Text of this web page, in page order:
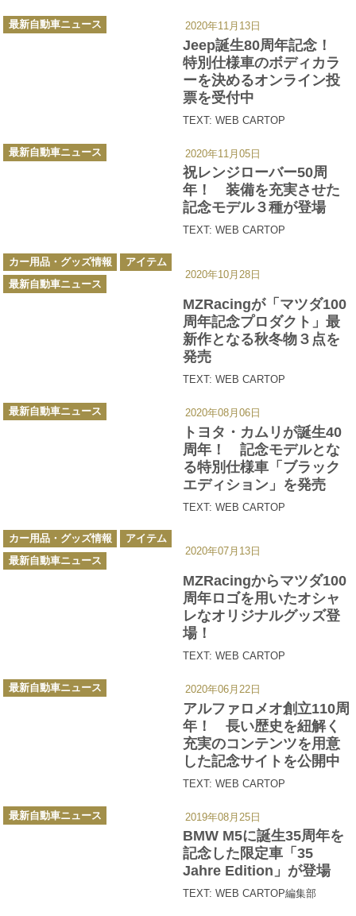
Jeep誕生80周年記念！
特別仕様車のボディカラ
ーを決めるオンライン投
票を受付中
TEXT: WEB CARTOP
カ
テ
最新自動車ニュース 2020年11月13日
祝レンジローバー50周
年！ 装備を充実させた
記念モデル３種が登場
TEXT: WEB CARTOP
カ
テ
最新自動車ニュース 2020年11月05日
MZRacingが「マツダ100
周年記念プロダクト」最
新作となる秋冬物３点を
発売
TEXT: WEB CARTOP
カ
テ
ゴ
リ
ー
カー用品・グッズ情報
アイテム
最新自動車ニュース
2020年10月28日
トヨタ・カムリが誕生40
周年！ 記念モデルとな
る特別仕様車「ブラック
エディション」を発売
TEXT: WEB CARTOP
カ
テ
最新自動車ニュース 2020年08月06日
MZRacingからマツダ100
周年ロゴを用いたオシャ
レなオリジナルグッズ登
場！
TEXT: WEB CARTOP
カ
テ
ゴ
リ
ー
カー用品・グッズ情報
アイテム
最新自動車ニュース
2020年07月13日
アルファロメオ創立110周
年！ 長い歴史を紐解く
充実のコンテンツを用意
した記念サイトを公開中
TEXT: WEB CARTOP
カ
テ
最新自動車ニュース 2020年06月22日
BMW M5に誕生35周年を
記念した限定車「35
Jahre Edition」が登場
TEXT: WEB CARTOP編集部
カ
テ
最新自動車ニュース 2019年08月25日